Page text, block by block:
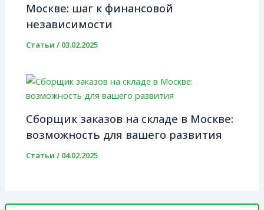
Москве: шаг к финансовой
независимости
Статьи / 03.02.2025
Сборщик заказов на складе в Москве:
возможность для вашего развития
Статьи / 04.02.2025